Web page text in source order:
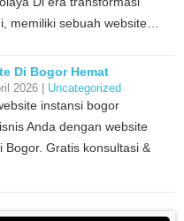
memiliki sebuah website…
Di Bogor Hemat
2026 | Uncategorized
instansi bogor
Anda dengan website
Bogor. Gratis konsultasi &